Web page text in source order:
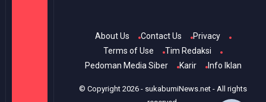
About Us Contact Us
Privacy
Terms of Use
Tim Redaksi
Pedoman Media Siber
Karir Info Iklan
© Copyright2026 - sukabumiNews.net - All rights